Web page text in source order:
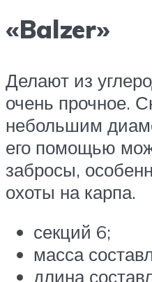
«Balzer»
Делают из
очень прочное.
небольшим
его помощью
забросы,
охоты на карпа.
секций 6;
масса
длина